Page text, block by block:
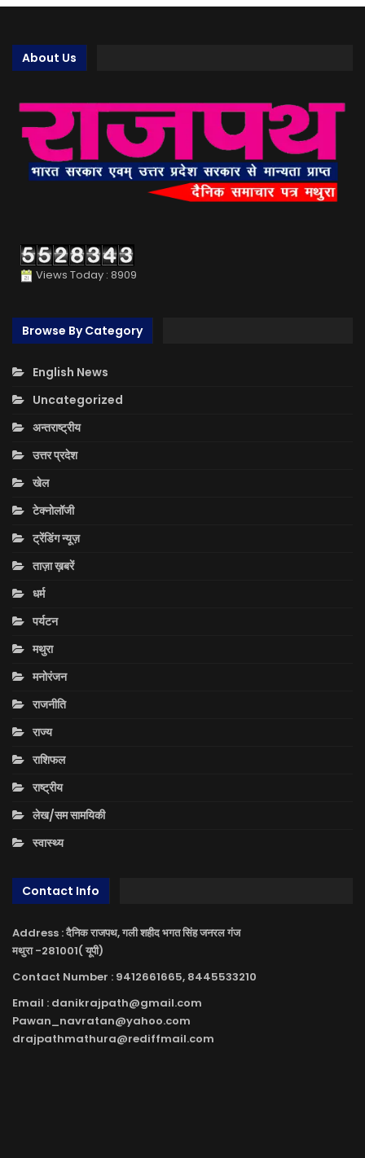
About Us
Views Today : 8909
Browse By Category
English News
Uncategorized
अन्तराष्ट्रीय
उत्तर प्रदेश
खेल
टेक्नोलॉजी
ट्रेंडिंग न्यूज़
ताज़ा ख़बरें
धर्म
पर्यटन
मथुरा
मनोरंजन
राजनीति
राज्य
राशिफल
राष्ट्रीय
लेख/सम सामयिकी
स्वास्थ्य
Contact Info
Address : दैनिक राजपथ, गली शहीद भगत सिंह जनरल गंज
मथुरा -281001( यूपी)
Contact Number : 9412661665, 8445533210
Email : danikrajpath@gmail.com
Pawan_navratan@yahoo.com
drajpathmathura@rediffmail.com